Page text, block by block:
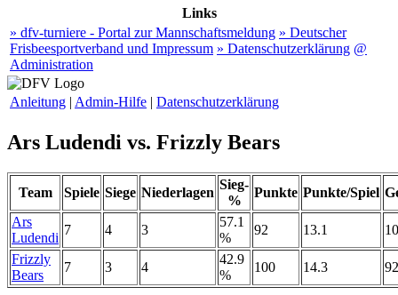
Links
» dfv-turniere - Portal zur Mannschaftsmeldung » Deutscher
Frisbeesportverband und Impressum » Datenschutzerklärung @
Administration
Anleitung | Admin-Hilfe | Datenschutzerklärung
Ars Ludendi vs. Frizzly Bears
Team Spiele Siege Niederlagen
Sieg-
%
Punkte Punkte/Spiel
Ars
Ludendi
7 4 3
57.1
%
92 13.1
Frizzly
Bears
7 3 4
42.9
%
100 14.3 92